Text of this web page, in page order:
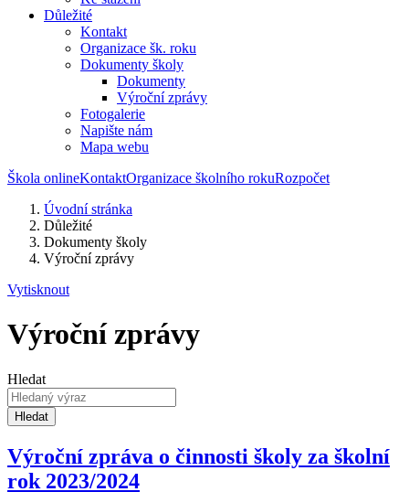
Důležité
Kontakt
Organizace šk. roku
Dokumenty školy
Dokumenty
Výroční zprávy
Fotogalerie
Napište nám
Mapa webu
Škola onlineKontaktOrganizace školního rokuRozpočet
Úvodní stránka
Důležité
Dokumenty školy
Výroční zprávy
Vytisknout
Výroční zprávy
Hledat
Hledat
Výroční zpráva o činnosti školy za školní
rok 2023/2024